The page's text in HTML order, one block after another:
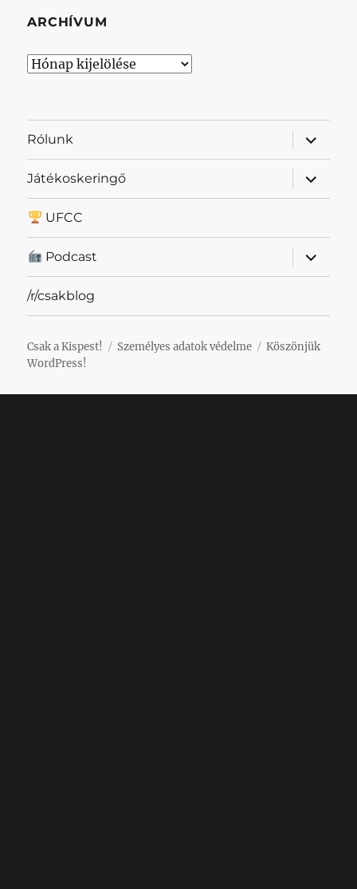
ARCHÍVUM
Archívum
Rólunk
almenü
Játékoskeringő
almenü
UFCC
Podcast
almenü
/r/csakblog
Csak a Kispest! Személyes adatok védelme
Köszönjük
WordPress!